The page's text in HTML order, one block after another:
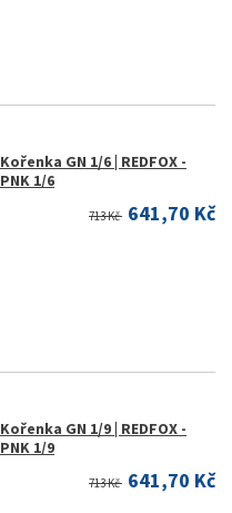
Kořenka GN 1/6 | REDFOX -
PNK 1/6
713 Kč 641,70 Kč
Kořenka GN 1/9 | REDFOX -
PNK 1/9
713 Kč 641,70 Kč